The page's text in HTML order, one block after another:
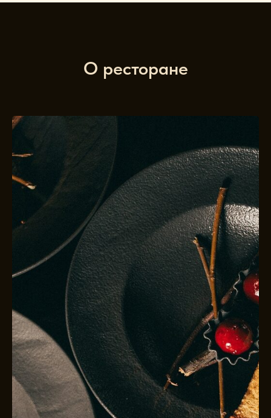
О ресторане